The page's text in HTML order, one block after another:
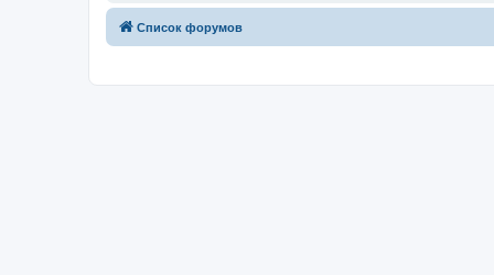
Список форумов